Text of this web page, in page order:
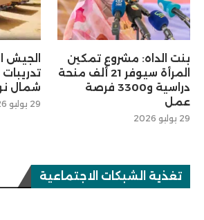
بنت الداه: مشروع تمكين
المرأة سيوفر 21 ألف منحة
دراسية و3300 فرصة
عمل
29 يوليو 2026
الجيش
تدريبات
شمال
29 يوليو 2026
تغذية الشبكات الاجتماعية